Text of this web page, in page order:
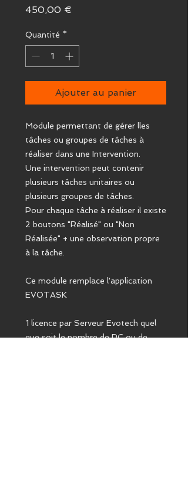
450,00 €
Quantité *
Ajouter au panier
Module permettant de gérer lles
tâches ou groupes de tâches à
réaliser dans une Intervention.
Une intervention peut contenir
plusieurs tâches unitaires ou
plusieurs groupes de tâches.
Pour chaque tâche à réaliser il existe
2 boutons "Réalisé" ou "Non
Réalisée" + une observation propre
à la tâche.
Ce module remplace l'application
EVOTASK
1 licence par Serveur Evotech quel
que soit le nombre de PC ou de